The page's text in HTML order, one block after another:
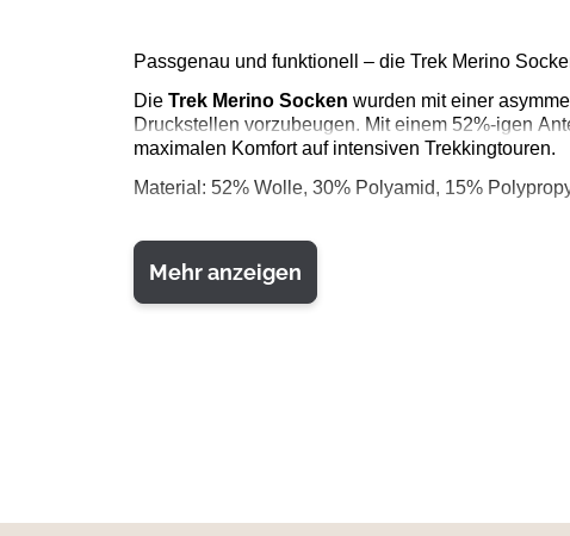
Passgenau und funktionell – die Trek Merino
Die Trek Merino Socken wurden mit einer
Druckstellen vorzubeugen. Mit einem 52%-igen
maximalen Komfort auf intensiven Trekkingtouren.
Material: 52% Wolle, 30% Polyamid, 15%
Mehr anzeigen